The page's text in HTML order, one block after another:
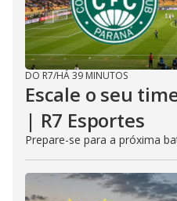
DO R7/HÁ 39 MINUTOS
Escale o seu
| R7 Esportes
Prepare-se para a próxima